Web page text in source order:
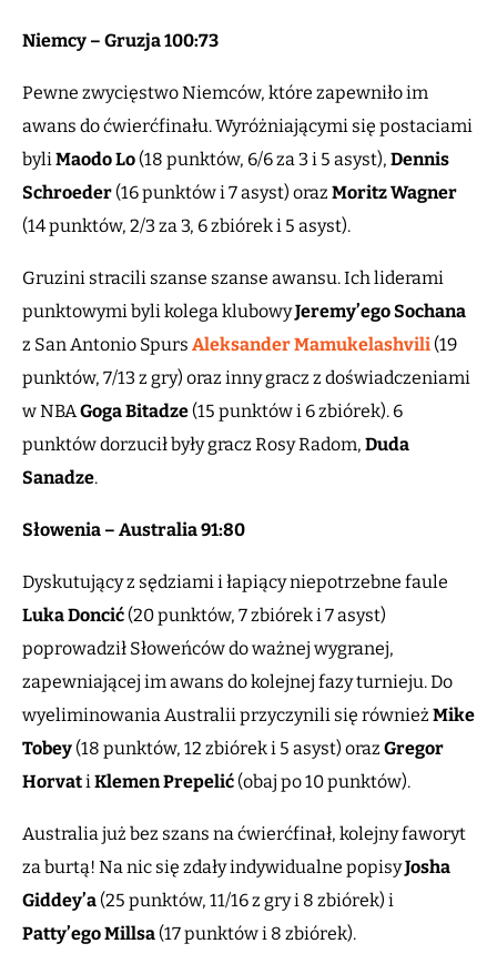
Niemcy – Gruzja 100:73
Pewne zwycięstwo Niemców, które zapewniło im
awans do ćwierćfinału. Wyróżniającymi się postaciami
byliMaodo Lo (18 punktów, 6/6 za 3 i 5 asyst), Dennis
Schroeder (16 punktów i 7 asyst) oraz Moritz Wagner
(14 punktów, 2/3 za 3, 6 zbiórek i 5 asyst).
Gruzini stracili szanse szanse awansu. Ich liderami
punktowymi byli kolega klubowyJeremy’ego Sochana
z San Antonio Spurs Aleksander Mamukelashvili (19
punktów, 7/13 z gry) oraz inny gracz z doświadczeniami
w NBAGoga Bitadze (15 punktów i 6 zbiórek). 6
punktów dorzucił były gracz Rosy Radom, Duda
Sanadze.
Słowenia – Australia 91:80
Dyskutujący z sędziami i łapiący niepotrzebne faule
Luka Doncić (20 punktów, 7 zbiórek i 7 asyst)
poprowadził Słoweńców do ważnej wygranej,
zapewniającej im awans do kolejnej fazy turnieju. Do
wyeliminowania Australii przyczynili się również Mike
Tobey (18 punktów, 12 zbiórek i 5 asyst) oraz Gregor
HorvatiKlemen Prepelić (obaj po 10 punktów).
Australia już bez szans na ćwierćfinał, kolejny faworyt
za burtą! Na nic się zdały indywidualne popisyJosha
Giddey’a (25 punktów, 11/16 z gry i 8 zbiórek) i
Patty’ego Millsa (17 punktów i 8 zbiórek).